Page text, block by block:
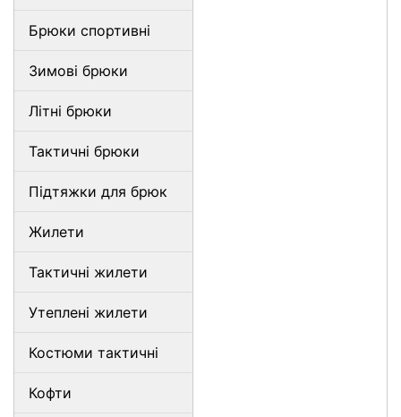
Брюки спортивні
Зимові брюки
Літні брюки
Тактичні брюки
Підтяжки для брюк
Жилети
Тактичні жилети
Утеплені жилети
Костюми тактичні
Кофти